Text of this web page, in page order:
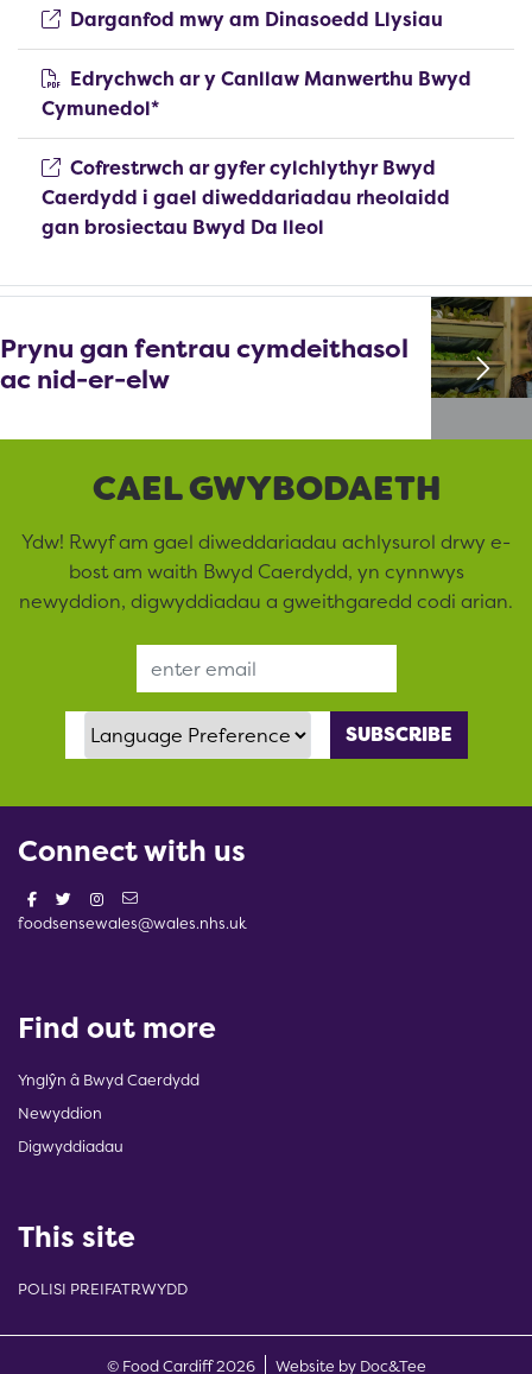
Darganfod mwy am Dinasoedd Llysiau
Edrychwch ar y Canllaw Manwerthu Bwyd
Cymunedol*(opens new window)
Cofrestrwch ar gyfer cylchlythyr Bwyd
Caerdydd i gael diweddariadau rheolaidd
gan brosiectau Bwyd Da lleol
Prynu gan fentrau cymdeithasol
ac nid-er-elw
CAEL GWYBODAETH
Ydw! Rwyf am gael diweddariadau achlysurol drwy e-
bost am waith Bwyd Caerdydd, yn cynnwys
newyddion, digwyddiadau a gweithgaredd codi arian.
Language Preference
Connect with us
foodsensewales@wales.nhs.uk
Find out more
Ynglŷn â Bwyd Caerdydd
Newyddion
Digwyddiadau
This site
POLISI PREIFATRWYDD
© Food Cardiff 2026 Website by Doc&Tee(opens new